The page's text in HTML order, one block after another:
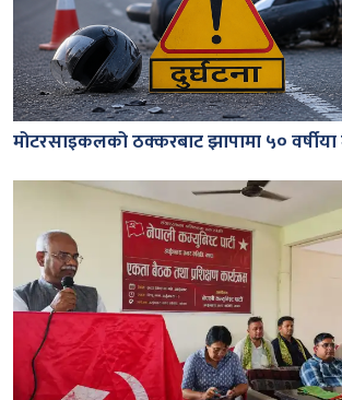
मोटरसाइकलको ठक्करबाट झापामा ५०